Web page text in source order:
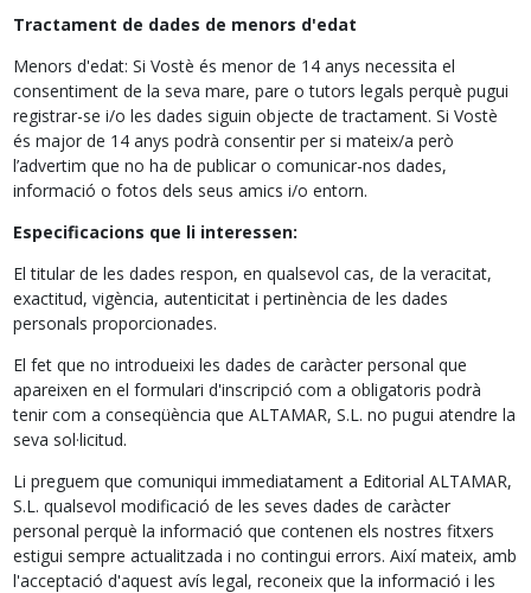
Tractament de dades de menors d'edat
Menors d'edat: Si Vostè és menor de 14 anys necessita el
consentiment de la seva mare, pare o tutors legals perquè pugui
registrar-se i/o les dades siguin objecte de tractament. Si Vostè
és major de 14 anys podrà consentir per si mateix/a però
l’advertim que no ha de publicar o comunicar-nos dades,
informació o fotos dels seus amics i/o entorn.
Especificacions que li interessen:
El titular de les dades respon, en qualsevol cas, de la veracitat,
exactitud, vigència, autenticitat i pertinència de les dades
personals proporcionades.
El fet que no introdueixi les dades de caràcter personal que
apareixen en el formulari d'inscripció com a obligatoris podrà
tenir com a conseqüència que ALTAMAR, S.L. no pugui atendre la
seva sol·licitud.
Li preguem que comuniqui immediatament a Editorial ALTAMAR,
S.L. qualsevol modificació de les seves dades de caràcter
personal perquè la informació que contenen els nostres fitxers
estigui sempre actualitzada i no contingui errors. Així mateix, amb
l'acceptació d'aquest avís legal, reconeix que la informació i les